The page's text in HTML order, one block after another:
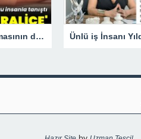
Güzellik yarışmasının devrik kraliçesi Hülya Avşar, sinemanın kraliçesi oldu.